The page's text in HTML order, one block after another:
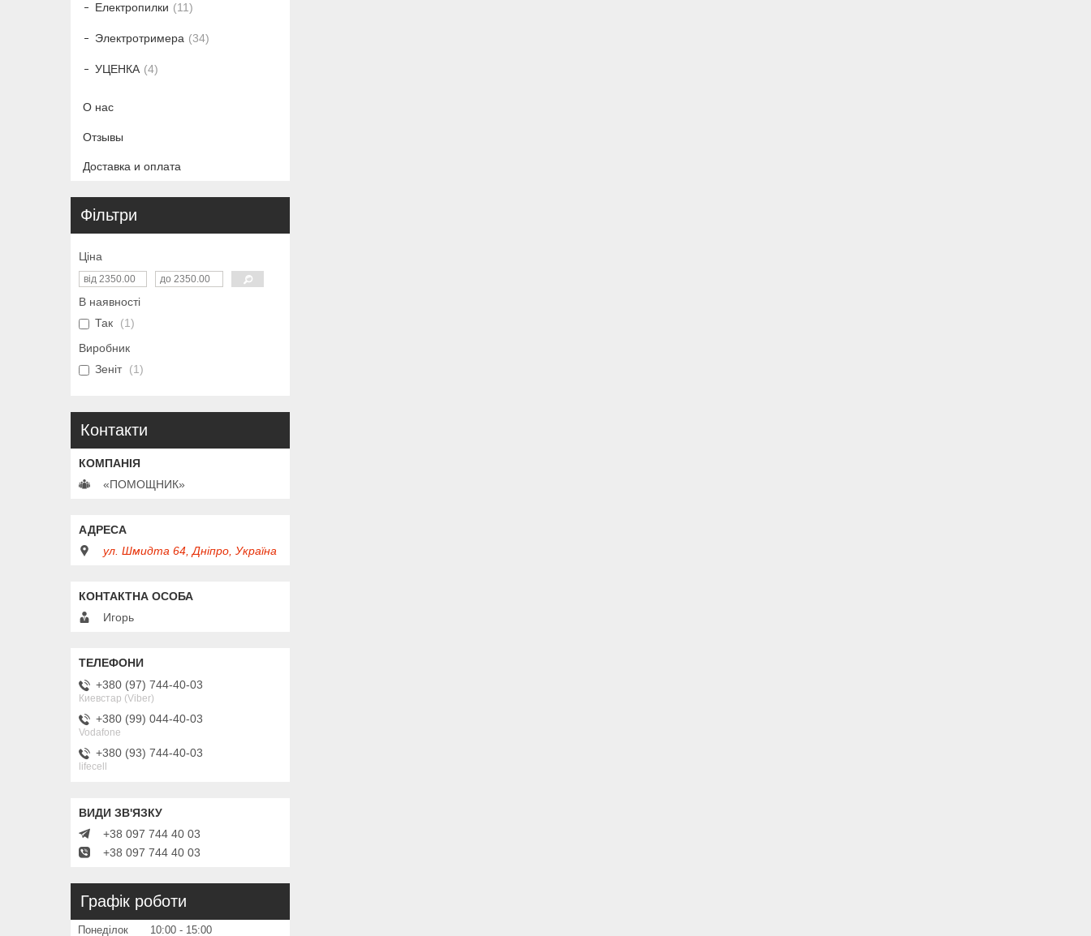
Електропилки 11
Электротримера 34
УЦЕНКА 4
О нас
Отзывы
Доставка и оплата
Фільтри
Ціна
В наявності
Так
1
Виробник
Зеніт
1
Контакти
«ПОМОЩНИК»
ул. Шмидта 64, Дніпро, Україна
Игорь
+380 (97) 744-40-03
Киевстар (Viber)
+380 (99) 044-40-03
Vodafone
+380 (93) 744-40-03
lifecell
+38 097 744 40 03
+38 097 744 40 03
Графік роботи
Понеділок 10:00 15:00